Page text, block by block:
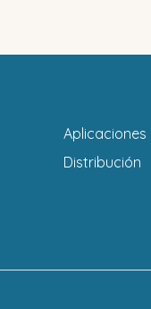
Aplicaciones
Distribución